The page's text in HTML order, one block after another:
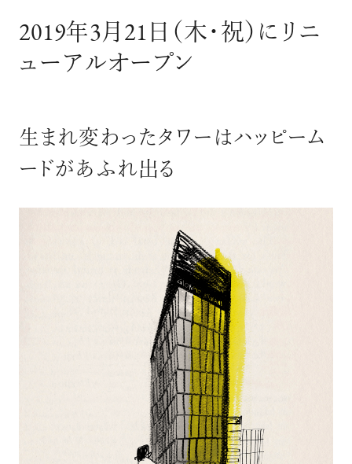
2019年3月21日（木・祝）にリニ
ューアルオープン
生まれ変わったタワーはハッピーム
ードがあふれ出る